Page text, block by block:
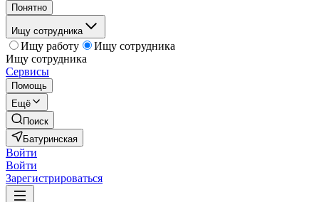
Понятно
Ищу сотрудника
Ищу работу
Ищу сотрудника
Ищу сотрудника
Сервисы
Помощь
Ещё
Поиск
Батуринская
Войти
Войти
Зарегистрироваться